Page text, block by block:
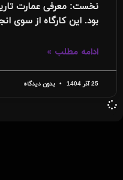
نخست: معرفی عمارت
بود. این کارگاه از سوی
ادامه مطلب »
25 آذر 1404 بدون دیدگاه